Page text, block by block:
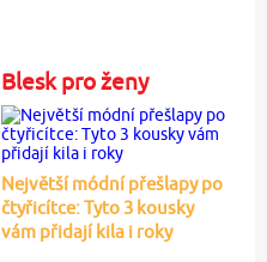
Blesk pro ženy
Největší módní přešlapy po
čtyřicítce: Tyto 3 kousky
vám přidají kila i roky